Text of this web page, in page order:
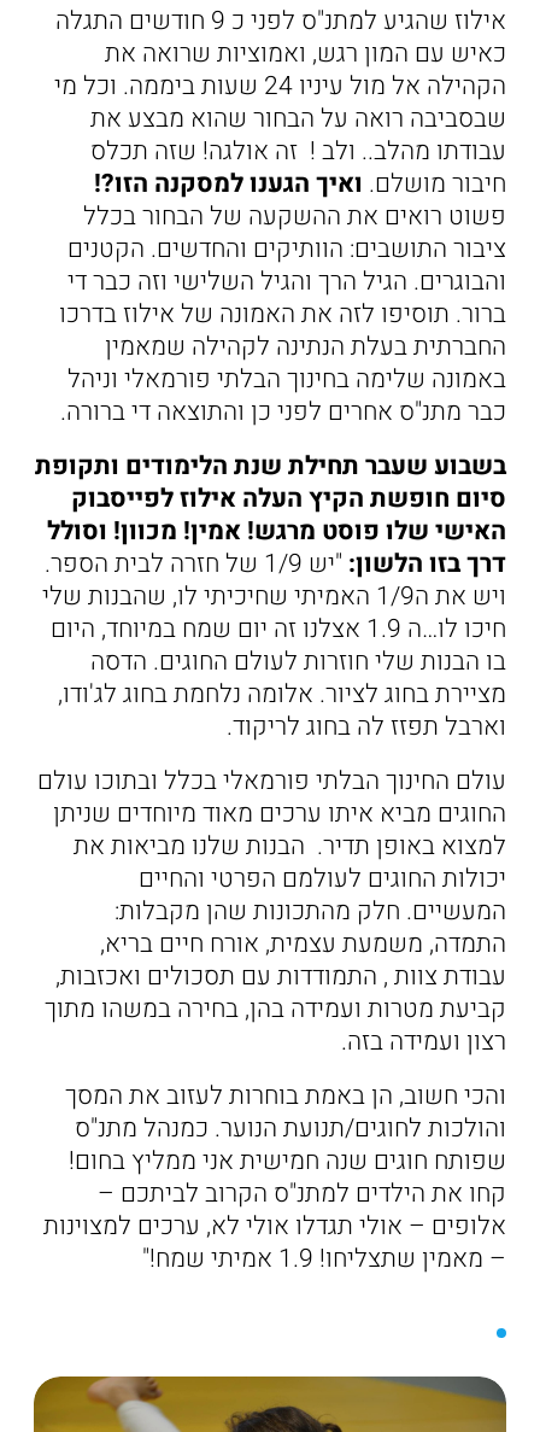
אילוז שהגיע למתנ"ס לפני כ 9 חודשים התגלה
כאיש עם המון רגש, ואמוציות שרואה את
הקהילה אל מול עיניו 24 שעות ביממה. וכל מי
שבסביבה רואה על הבחור שהוא מבצע את
עבודתו מהלב.. ולב ! זה אולגה! שזה תכלס
חיבור מושלם. ואיך הגענו למסקנה הזו?!
פשוט רואים את ההשקעה של הבחור בכלל
ציבור התושבים: הוותיקים והחדשים. הקטנים
והבוגרים. הגיל הרך והגיל השלישי וזה כבר די
ברור. תוסיפו לזה את האמונה של אילוז בדרכו
החברתית בעלת הנתינה לקהילה שמאמין
באמונה שלימה בחינוך הבלתי פורמאלי וניהל
כבר מתנ"ס אחרים לפני כן והתוצאה די ברורה.
בשבוע שעבר תחילת שנת הלימודים ותקופת
סיום חופשת הקיץ העלה אילוז לפייסבוק
האישי שלו פוסט מרגש! אמין! מכוון! וסולל
דרך בזו הלשון:
"יש 1/9 של חזרה לבית הספר.
ויש את ה1/9 האמיתי שחיכיתי לו, שהבנות שלי
חיכו לו…ה 1.9 אצלנו זה יום שמח במיוחד, היום
בו הבנות שלי חוזרות לעולם החוגים. הדסה
מציירת בחוג לציור. אלומה נלחמת בחוג לג'ודו,
וארבל תפזז לה בחוג לריקוד.
עולם החינוך הבלתי פורמאלי בכלל ובתוכו עולם
החוגים מביא איתו ערכים מאוד מיוחדים שניתן
למצוא באופן תדיר. הבנות שלנו מביאות את
יכולות החוגים לעולמם הפרטי והחיים
המעשיים. חלק מהתכונות שהן מקבלות:
התמדה, משמעת עצמית, אורח חיים בריא,
עבודת צוות , התמודדות עם תסכולים ואכזבות,
קביעת מטרות ועמידה בהן, בחירה במשהו מתוך
רצון ועמידה בזה.
והכי חשוב, הן באמת בוחרות לעזוב את המסך
והולכות לחוגים/תנועת הנוער. כמנהל מתנ"ס
שפותח חוגים שנה חמישית אני ממליץ בחום!
קחו את הילדים למתנ"ס הקרוב לביתכם –
אלופים – אולי תגדלו אולי לא, ערכים למצוינות
– מאמין שתצליחו! 1.9 אמיתי שמח!"